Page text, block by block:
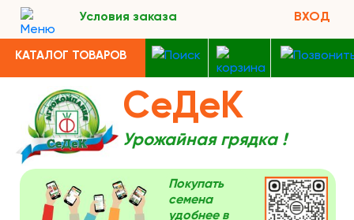
Условия заказа ВХОД
КАТАЛОГ ТОВАРОВ
СеДеК
Урожайная грядка !
Покупать
семена
удобнее в